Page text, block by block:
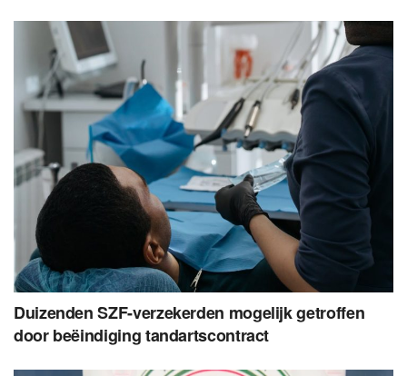
Duizenden SZF-verzekerden mogelijk getroffen
door beëindiging tandartscontract